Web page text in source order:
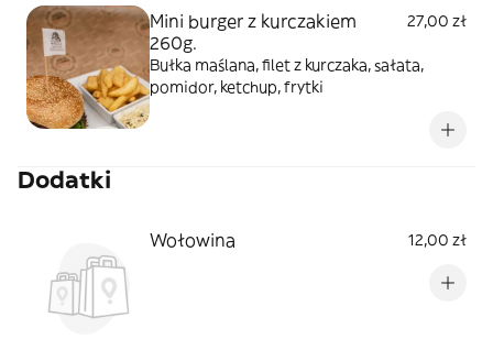
Mini burger z kurczakiem
260g.
27,00 zł
Bułka maślana, filet z kurczaka, sałata,
pomidor, ketchup, frytki
Dodatki
Wołowina 12,00 zł